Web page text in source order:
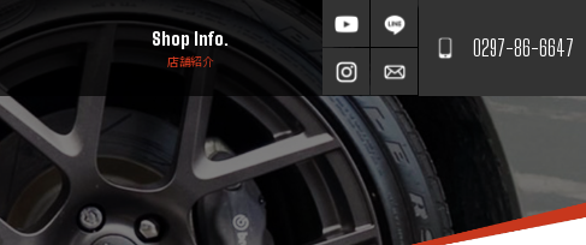
0297-86-6647
Shop Info.
店舗紹介